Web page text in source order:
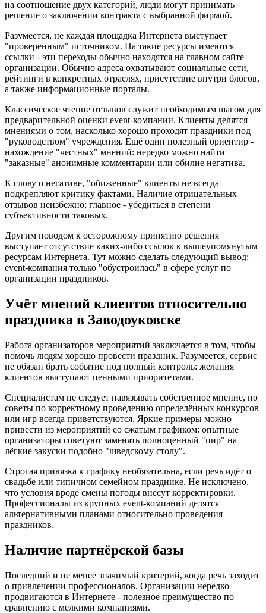
на соотношение двух категорий, люди могут принимать
решение о заключении контракта с выбранной фирмой.
Разумеется, не каждая площадка Интернета выступает
"проверенным" источником. На такие ресурсы имеются
ссылки - эти переходы обычно находятся на главном сайте
организации. Обычно адреса охватывают социальные сети,
рейтинги в конкретных отраслях, присутствие внутри блогов,
а также информационные порталы.
Классическое чтение отзывов служит необходимым шагом для
предварительной оценки event-компании. Клиенты делятся
мнениями о том, насколько хорошо проходят праздники под
"руководством" учреждения. Ещё один полезный ориентир -
нахождение "честных" мнений: нередко можно найти
"заказные" анонимные комментарии или обилие негатива.
К слову о негативе, "обиженные" клиенты не всегда
подкрепляют критику фактами. Наличие отрицательных
отзывов неизбежно; главное - убедиться в степени
субъективности таковых.
Другим поводом к осторожному принятию решения
выступает отсутствие каких-либо ссылок к вышеупомянутым
ресурсам Интернета. Тут можно сделать следующий вывод:
event-компания только "обустроилась" в сфере услуг по
организации праздников.
Учёт мнений клиентов относительно
праздника в Заводоуковске
Работа организаторов мероприятий заключается в том, чтобы
помочь людям хорошо провести праздник. Разумеется, сервис
не обязан брать событие под полный контроль: желания
клиентов выступают ценными приоритетами.
Специалистам не следует навязывать собственное мнение, но
советы по корректному проведению определённых конкурсов
или игр всегда приветствуются. Яркие примеры можно
привести из мероприятий со сжатым графиком: опытные
организаторы советуют заменять полноценный "пир" на
лёгкие закуски подобно "шведскому столу".
Строгая привязка к графику необязательна, если речь идёт о
свадьбе или типичном семейном празднике. Не исключено,
что условия вроде смены погоды внесут корректировки.
Профессионалы из крупных event-компаний делятся
альтернативными планами относительно проведения
праздников.
Наличие партнёрской базы
Последний и не менее значимый критерий, когда речь заходит
о привлечении профессионалов. Организации нередко
продвигаются в Интернете - полезное преимущество по
сравнению с мелкими компаниями.